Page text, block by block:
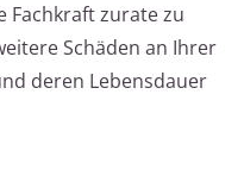
Fachkraft zurate zu
Schäden an Ihrer
deren Lebensdauer